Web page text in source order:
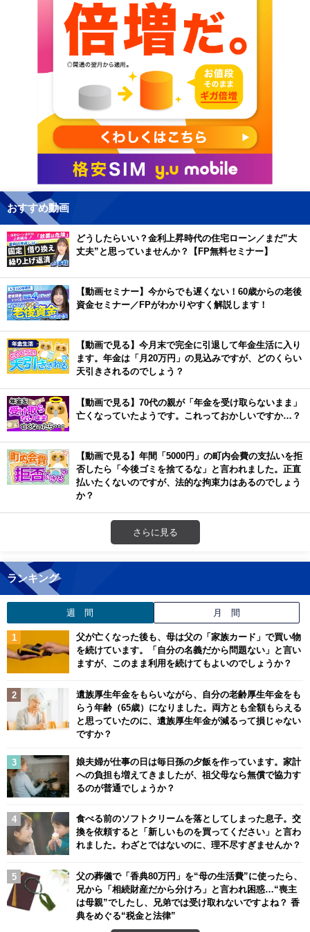
おすすめ動画
どうしたらいい？金利上昇時代の住宅ローン／まだ”大
丈夫”と思っていませんか？【FP無料セミナー】
【動画セミナー】今からでも遅くない！60歳からの老後
資金セミナー／FPがわかりやすく解説します！
【動画で見る】今月末で完全に引退して年金生活に入り
ます。年金は「月20万円」の見込みですが、どのくらい
天引きされるのでしょう？
【動画で見る】70代の親が「年金を受け取らないまま」
亡くなっていたようです。これっておかしいですか…？
【動画で見る】年間「5000円」の町内会費の支払いを拒
否したら「今後ゴミを捨てるな」と言われました。正直
払いたくないのですが、法的な拘束力はあるのでしょう
か？
さらに見る
ランキング
週 間 月 間
父が亡くなった後も、母は父の「家族カード」で買い物
を続けています。「自分の名義だから問題ない」と言い
ますが、このまま利用を続けてもよいのでしょうか？
遺族厚生年金をもらいながら、自分の老齢厚生年金をも
らう年齢（65歳）になりました。両方とも全額もらえる
と思っていたのに、遺族厚生年金が減るって損じゃない
ですか？
娘夫婦が仕事の日は毎日孫の夕飯を作っています。家計
への負担も増えてきましたが、祖父母なら無償で協力す
るのが普通でしょうか？
食べる前のソフトクリームを落としてしまった息子。交
換を依頼すると「新しいものを買ってください」と言わ
れました。わざとではないのに、理不尽すぎませんか？
父の葬儀で「香典80万円」を“母の生活費”に使ったら、
兄から「相続財産だから分けろ」と言われ困惑…“喪主
は母親”でしたし、兄弟では受け取れないですよね？ 香
典をめぐる“税金と法律”